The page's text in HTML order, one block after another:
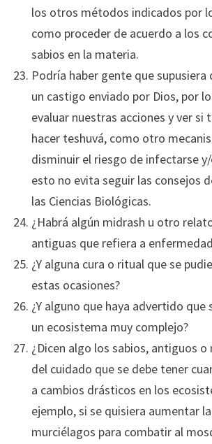
los otros métodos indicados por
como proceder de acuerdo a los
sabios en la materia.
Podría haber gente que supusiera
un castigo enviado por Dios, por
evaluar nuestras acciones y ver si
hacer teshuvá, como otro
disminuir el riesgo de infectarse
esto no evita seguir las consejos
las Ciencias Biológicas.
¿Habrá algún midrash u otro
antiguas que refiera a
¿Y alguna cura o ritual que se
estas ocasiones?
¿Y alguno que haya advertido
un ecosistema muy complejo?
¿Dicen algo los sabios, antiguos
del cuidado que se debe tener
a cambios drásticos en los
ejemplo, si se quisiera aumentar
murciélagos para combatir al